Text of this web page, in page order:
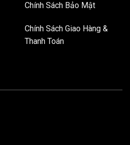
Chính Sách Bảo Mật
Chính Sách Giao Hàng &
Thanh Toán